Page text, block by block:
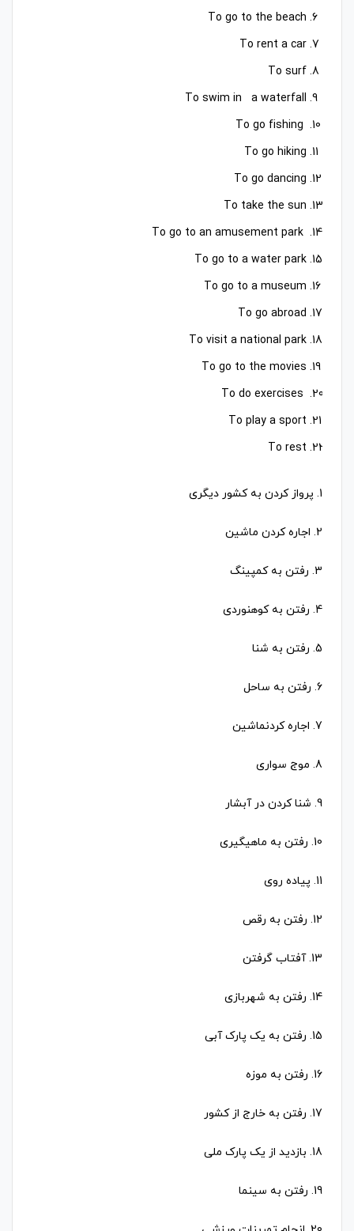
To go to the beach
To rent a car
To surf
To swim in a waterfall
To go hiking
To go dancing
To take the sun
To go to a water park
To go to a museum
To go abroad
To visit a national park
To go to the movies
To play a sport
To rest
1. پرواز کردن به کشور دیگری
2. اجاره کردن ماشین
3. رفتن به کمپینگ
4. رفتن به کوهنوردی
5. رفتن به شنا
6. رفتن به ساحل
7. اجاره کردنماشین
8. موج سواری
9. شنا کردن در آبشار
10. رفتن به ماهیگیری
11. پیاده روی
12. رفتن به رقص
13. آفتاب گرفتن
14. رفتن به شهربازی
15. رفتن به یک پارک آبی
16. رفتن به موزه
17. رفتن به خارج از کشور
18. بازدید از یک پارک ملی
19. رفتن به سینما